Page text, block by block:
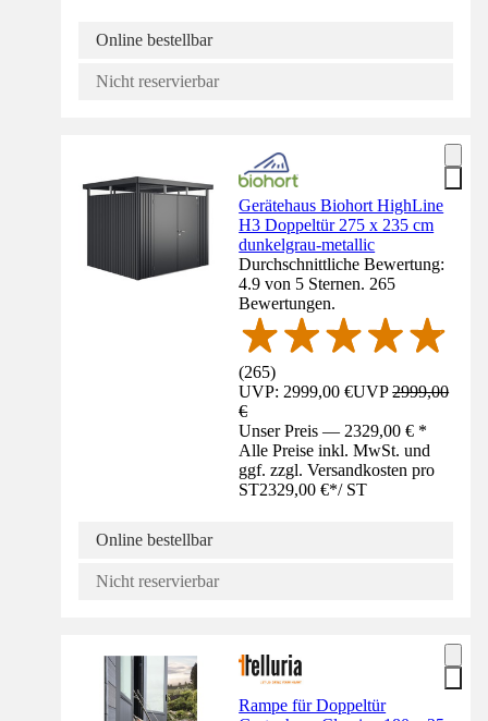
Online bestellbar
Nicht reservierbar
Gerätehaus Biohort HighLine
H3 Doppeltür 275 x 235 cm
dunkelgrau-metallic
Durchschnittliche Bewertung:
4.9 von 5 Sternen. 265
Bewertungen.
(265)
UVP: 2999,00 €UVP2999,00
€
Unser Preis — 2329,00 € *
Alle Preise inkl. MwSt. und
ggf. zzgl. Versandkosten pro
ST2329,00 €*/ ST
Online bestellbar
Nicht reservierbar
Rampe für Doppeltür